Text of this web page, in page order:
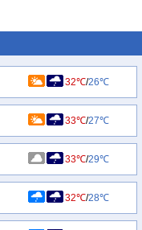
32℃/26℃
33℃/27℃
33℃/29℃
32℃/28℃